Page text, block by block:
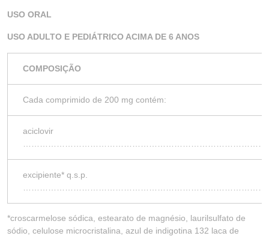
USO ORAL
USO ADULTO E PEDIÁTRICO ACIMA DE 6 ANOS
COMPOSIÇÃO
Cada comprimido de 200 mg contém:
aciclovir
excipiente* q.s.p.
*croscarmelose sódica, estearato de magnésio, laurilsulfato de
sódio, celulose microcristalina, azul de indigotina 132 laca de